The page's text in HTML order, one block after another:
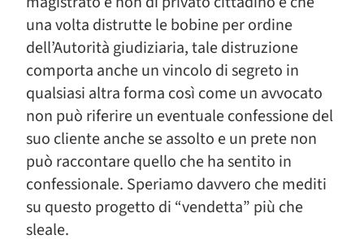
una volta distrutte le bobine per ordine
dell’Autorità giudiziaria, tale distruzione
comporta anche un vincolo di segreto in
qualsiasi altra forma così come un avvocato
non può riferire un eventuale confessione del
suo cliente anche se assolto e un prete non
può raccontare quello che ha sentito in
confessionale. Speriamo davvero che mediti
su questo progetto di “vendetta” più che
sleale.